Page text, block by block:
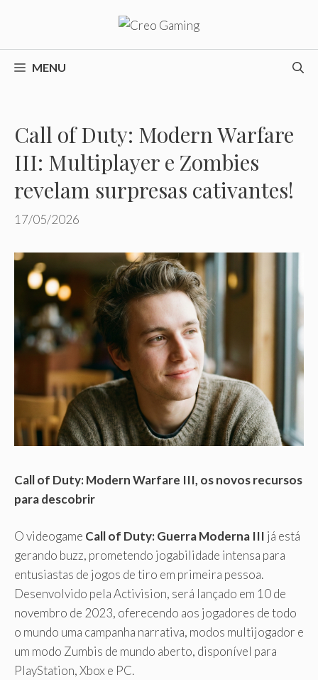
o
conteúdoMENU
Call of Duty: Modern Warfare
III: Multiplayer e Zombies
revelam surpresas cativantes!
17/05/2026
Call of Duty: Modern Warfare III, os novos recursos
para descobrir
O videogame Call of Duty: Guerra Moderna III já está
gerando buzz, prometendo jogabilidade intensa para
entusiastas de jogos de tiro em primeira pessoa.
Desenvolvido pela Activision, será lançado em 10 de
novembro de 2023, oferecendo aos jogadores de todo
o mundo uma campanha narrativa, modos multijogador e
um modo Zumbis de mundo aberto, disponível para
PlayStation, Xbox e PC.